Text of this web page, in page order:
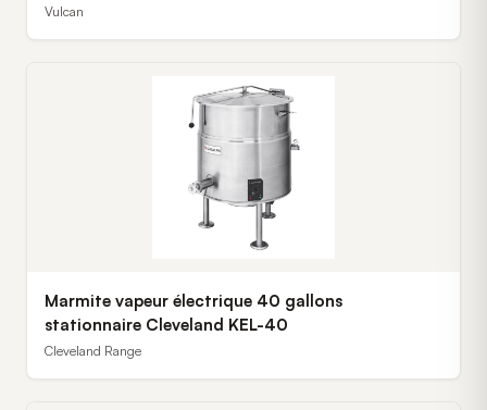
Vulcan
Marmite vapeur électrique 40 gallons
stationnaire Cleveland KEL-40
Cleveland Range